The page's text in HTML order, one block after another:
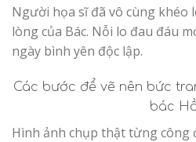
Người họa sĩ đã vô cùng khéo
lòng của Bác. Nỗi lo đau đáu
ngày bình yên độc lập.
Các bước để vẽ nên bức
bác
Hình ảnh chụp thật từng công